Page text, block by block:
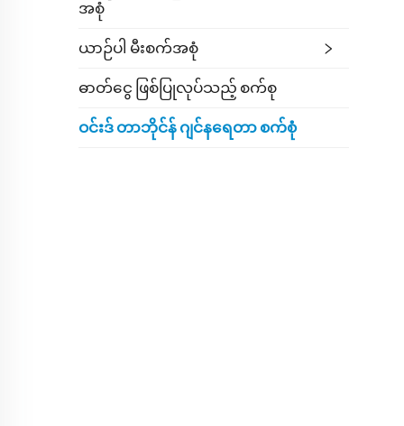
အစုံ
ယာဉ်ပါ မီးစက်အစုံ
ဓာတ်ငွေ ဖြစ်ပြုလုပ်သည့် စက်စု
ဝင်းဒ် တာဘိုင်န် ဂျင်နရေတာ စက်စုံ